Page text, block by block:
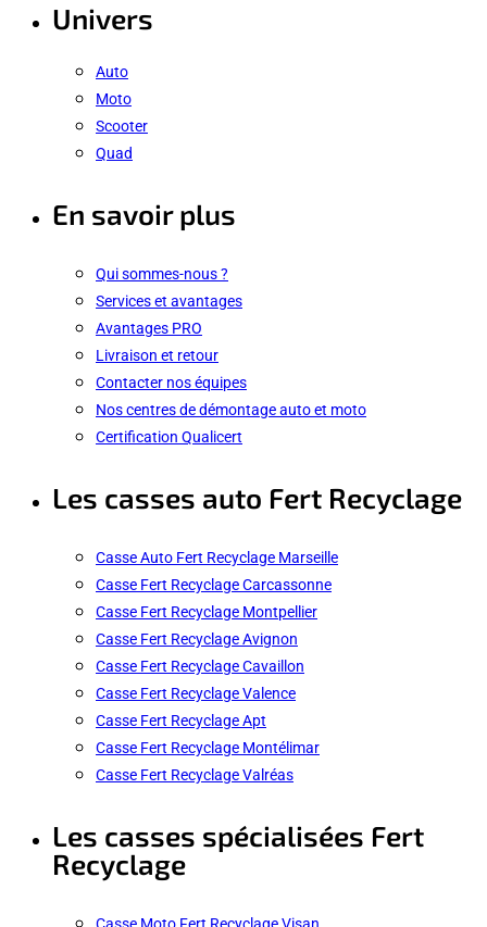
Univers
Auto
Moto
Scooter
Quad
En savoir plus
Qui sommes-nous ?
Services et avantages
Avantages PRO
Livraison et retour
Contacter nos équipes
Nos centres de démontage auto et moto
Certification Qualicert
Les casses auto Fert Recyclage
Casse Auto Fert Recyclage Marseille
Casse Fert Recyclage Carcassonne
Casse Fert Recyclage Montpellier
Casse Fert Recyclage Avignon
Casse Fert Recyclage Cavaillon
Casse Fert Recyclage Valence
Casse Fert Recyclage Apt
Casse Fert Recyclage Montélimar
Casse Fert Recyclage Valréas
Les casses spécialisées Fert
Recyclage